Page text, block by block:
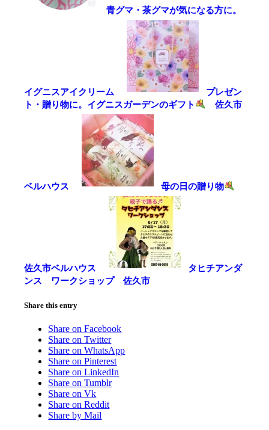
青グマ・茶グマが気になる方に。
イグニスアイクリーム
プレゼン
ト・贈り物に。イグニスガーデンのギフト
佐久市
ベルハウス 母の日の贈り物
佐久市ベルハウス
タヒチアンダ
ンス ワークショップ 佐久市
Share this entry
Share on Facebook
Share on Twitter
Share on WhatsApp
Share on Pinterest
Share on LinkedIn
Share on Tumblr
Share on Vk
Share on Reddit
Share by Mail